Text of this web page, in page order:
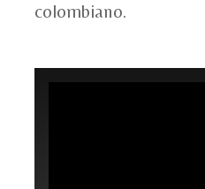
colombiano.